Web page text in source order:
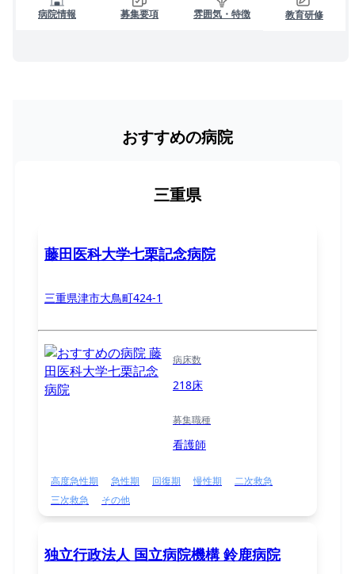
病院情報 募集要項 雰囲気・特徴 教育研修
おすすめの病院
三重県
藤田医科大学七栗記念病院
三重県津市大鳥町424-1
病床数
218床
募集職種
看護師
高度急性期 急性期 回復期 慢性期
二次救急
三次救急
その他
独立行政法人 国立病院機構 鈴鹿病院